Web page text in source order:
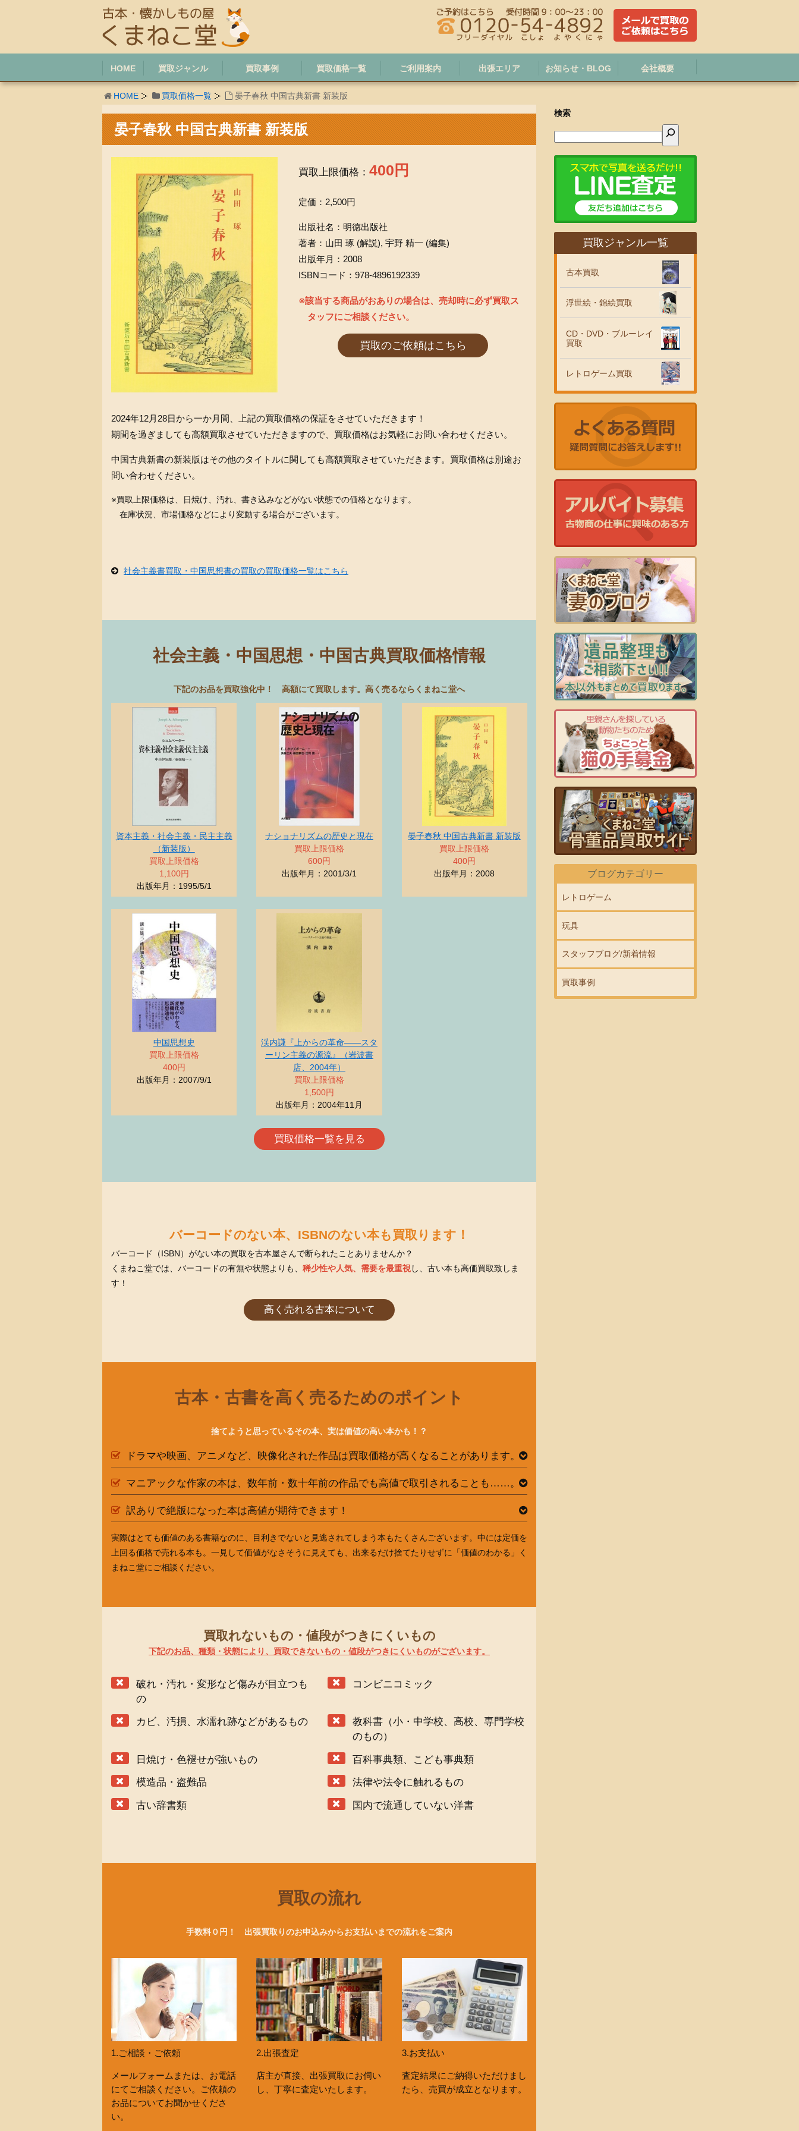
HOME 買取ジャンル 買取事例 買取価格一覧 ご利用案内 出張エリア お知らせ・BLOG 会社概要
HOME 買取価格一覧 晏子春秋 中国古典新書 新装版
晏子春秋 中国古典新書 新装版
買取上限価格： 400円
定価： 2,500円
出版社名：明徳出版社
著者：山田 琢 (解説), 宇野 精一 (編集)
出版年月：2008
ISBNコード：978-4896192339
※該当する商品がおありの場合は、売却時に必ず買取ス
タッフにご相談ください。
買取のご依頼はこちら
2024年12月28日から一か月間、上記の買取価格の保証をさせていただきます！
期間を過ぎましても高額買取させていただきますので、買取価格はお気軽にお問い合わせください。
中国古典新書の新装版はその他のタイトルに関しても高額買取させていただきます。買取価格は別途お
問い合わせください。
※買取上限価格は、日焼け、汚れ、書き込みなどがない状態での価格となります。
在庫状況、市場価格などにより変動する場合がございます。
社会主義書買取・中国思想書の買取の買取価格一覧はこちら
社会主義・中国思想・中国古典買取価格情報
下記のお品を買取強化中！ 高額にて買取します。高く売るならくまねこ堂へ
資本主義・社会主義・民主主義
（新装版）
買取上限価格
1,100円
出版年月：1995/5/1
ナショナリズムの歴史と現在
買取上限価格
600円
出版年月：2001/3/1
晏子春秋 中国古典新書 新装版
買取上限価格
400円
出版年月：2008
中国思想史
買取上限価格
400円
出版年月：2007/9/1
渓内謙『上からの革命――スタ
ーリン主義の源流』（岩波書
店、2004年）
買取上限価格
1,500円
出版年月：2004年11月
買取価格一覧を見る
バーコードのない本、ISBNのない本も買取ります！
バーコード（ISBN）がない本の買取を古本屋さんで断られたことありませんか？
くまねこ堂では、バーコードの有無や状態よりも、 稀少性や人気、需要を最重視し、古い本も高価買取致しま
す！
高く売れる古本について
古本・古書を高く売るためのポイント
捨てようと思っているその本、実は価値の高い本かも！？
ドラマや映画、アニメなど、映像化された作品は買取価格が高くなることがあります。
マニアックな作家の本は、数年前・数十年前の作品でも高値で取引されることも……。
訳ありで絶版になった本は高値が期待できます！
実際はとても価値のある書籍なのに、目利きでないと見逃されてしまう本もたくさんございます。中には定価を
上回る価格で売れる本も。一見して価値がなさそうに見えても、出来るだけ捨てたりせずに「価値のわかる」く
まねこ堂にご相談ください。
買取れないもの・値段がつきにくいもの
下記のお品、種類・状態により、買取できないもの・値段がつきにくいものがございます。
破れ・汚れ・変形など傷みが目立つも
の
コンビニコミック
カビ、汚損、水濡れ跡などがあるもの
教科書（小・中学校、高校、専門学校
のもの）
日焼け・色褪せが強いもの 百科事典類、こども事典類
模造品・盗難品 法律や法令に触れるもの
古い辞書類 国内で流通していない洋書
買取の流れ
手数料０円！ 出張買取りのお申込みからお支払いまでの流れをご案内
1.ご相談・ご依頼
メールフォームまたは、お電話
にてご相談ください。ご依頼の
お品についてお聞かせくださ
い。
2.出張査定
店主が直接、出張買取にお伺い
し、丁寧に査定いたします。
3.お支払い
査定結果にご納得いただけまし
たら、売買が成立となります。
検索
買取ジャンル一覧
古本買取
浮世絵・錦絵買取
CD・DVD・ブルーレイ
買取
レトロゲーム買取
ブログカテゴリー
レトロゲーム
玩具
スタッフブログ/新着情報
買取事例